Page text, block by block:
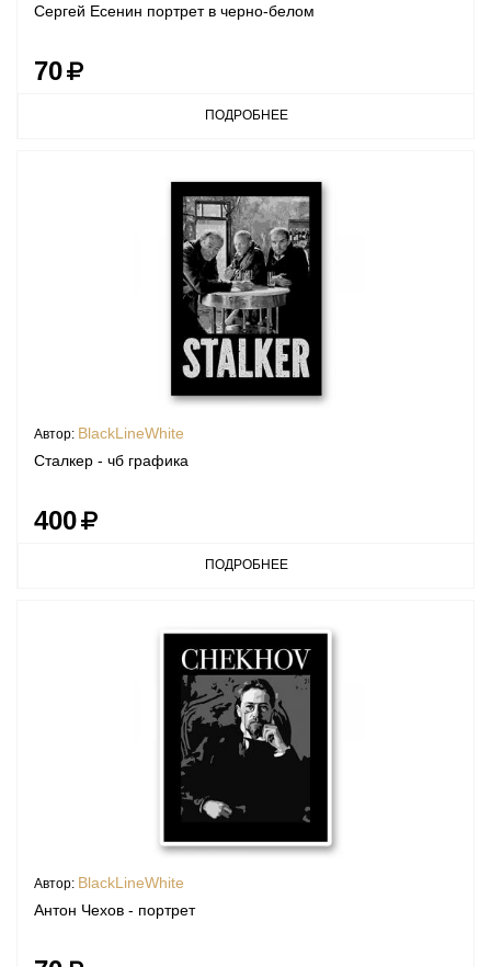
Сергей Есенин портрет в черно-белом
70
ПОДРОБНЕЕ
Автор: BlackLineWhite
Сталкер - чб графика
400
ПОДРОБНЕЕ
Автор: BlackLineWhite
Антон Чехов - портрет